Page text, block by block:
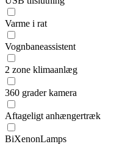
Varme i rat
Vognbaneassistent
2 zone klimaanlæg
360 grader kamera
Aftageligt anhængertræk
BiXenonLamps